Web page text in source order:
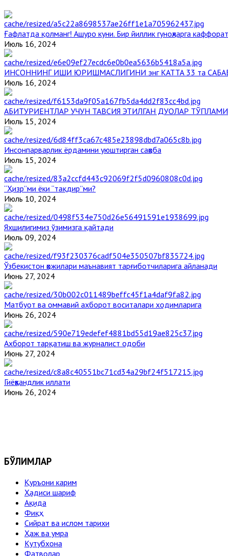
Ғафлатда қолманг! Ашуро куни. Бир йиллик гуноҳларга
Июль 16, 2024
ИНСОННИНГ ИШИ ЮРИШМАСЛИГИНИ энг КАТТА 33 та
Июль 16, 2024
АБИТУРИЕНТЛАР УЧУН ТАВСИЯ ЭТИЛГАН ДУОЛАР ТЎПЛАМИ
Июль 15, 2024
Инсонпарварлик ёрдамини уюштирган саҳоба
Июль 15, 2024
“Ҳизр”ми ёки “тақдир”ми?
Июль 10, 2024
Яхшилигимиз ўзимизга қайтади
Июль 09, 2024
Ўзбекистон ҳожилари маънавият тарғиботчиларига айланади
Июнь 27, 2024
Матбуот ва оммавий ахборот воситалари ходимларига
Июнь 26, 2024
Ахборот тарқатиш ва журналист одоби
Июнь 27, 2024
Гиёҳвандлик иллати
Июнь 26, 2024
БЎЛИМЛАР
Қуръони карим
Ҳадиси шариф
Ақида
Фиқҳ
Сийрат ва ислом тарихи
Ҳаж ва умра
Кутубхона
Фатволар